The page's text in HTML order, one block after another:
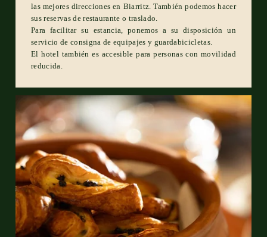
las mejores direcciones en Biarritz. También podemos hacer
sus reservas de restaurante o traslado.
Para facilitar su estancia, ponemos a su disposición un
servicio de consigna de equipajes y guardabicicletas.
El hotel también es accesible para personas con movilidad
reducida.